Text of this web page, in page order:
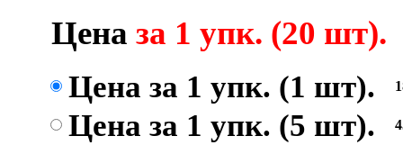
Цена за 1 упк. (20 шт).
Цена за 1 упк. (1 шт).
Цена за 1 упк. (5 шт).